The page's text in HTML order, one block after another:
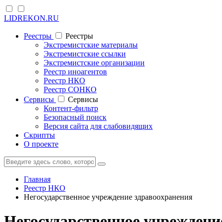
LIDREKON.RU
Реестры
Реестры
Экстремистские материалы
Экстремистские ссылки
Экстремистские организации
Реестр иноагентов
Реестр НКО
Реестр СОНКО
Cервисы
Cервисы
Контент-фильтр
Безопасный поиск
Версия сайта для слабовидящих
Скрипты
О проекте
Главная
Реестр НКО
Негосударственное учреждение здравоохранения